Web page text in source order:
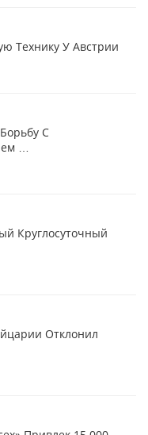
Технику У Австрии
С
…
Круглосуточный
Отклонил